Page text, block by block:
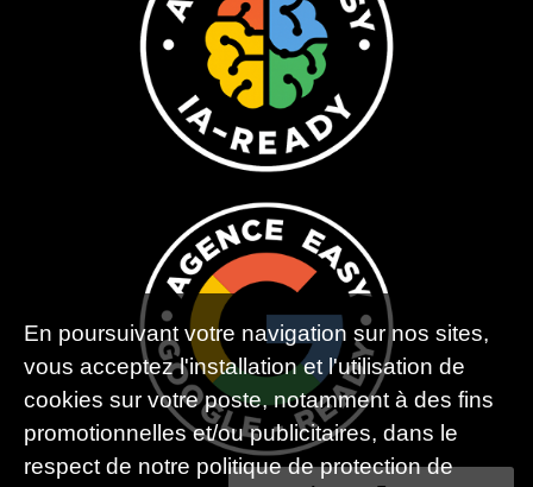
En poursuivant votre navigation sur nos sites,
vous acceptez l'installation et l'utilisation de
cookies sur votre poste, notamment à des fins
promotionnelles et/ou publicitaires, dans le
respect de notre politique de protection de